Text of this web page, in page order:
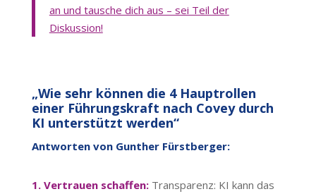
an und tausche dich aus – sei Teil der
Diskussion!
„Wie sehr können die 4 Hauptrollen
einer Führungskraft nach Covey durch
KI unterstützt werden“
Antworten von Gunther Fürstberger:
1. Vertrauen schaffen:Transparenz: KI kann das